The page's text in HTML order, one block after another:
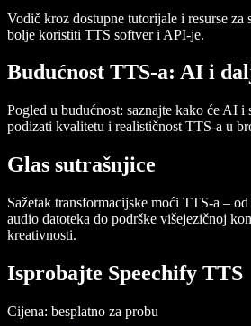
Vodič kroz dostupne tutorijale i resurse za
bolje koristiti TTS softver i API-je.
Budućnost TTS-a: AI i
Pogled u budućnost: saznajte kako će AI i
podizati kvalitetu i realističnost TTS-a u
Glas sutrašnjice
Sažetak transformacijske moći TTS-a –
audio datoteka do podrške višejezičnoj
kreativnosti.
Isprobajte Speechify TTS
Cijena: besplatno za probu